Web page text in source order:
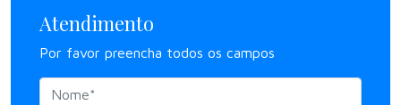
Atendimento
Por favor preencha todos os campos